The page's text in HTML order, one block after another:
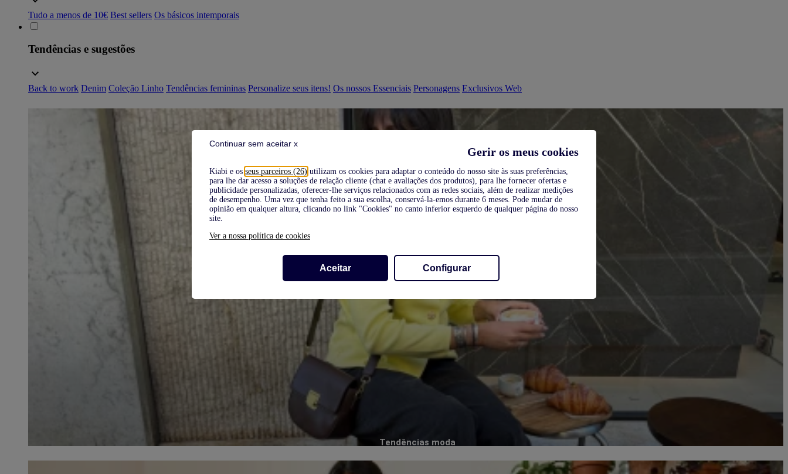
Gerir os meus cookies
Kiabi e os seus parceiros (26) utilizam os cookies para adaptar o conteúdo do nosso site às suas preferências,
para lhe dar acesso a soluções de relação cliente (chat e avaliações dos produtos), para lhe fornecer ofertas e
publicidade personalizadas, oferecer-lhe serviços relacionados com as redes sociais, além de realizar medições
de desempenho. Uma vez que tenha feito a sua escolha, conservá-la-emos durante 6 meses. Pode mudar de
opinião em qualquer altura, clicando no link "Cookies" no canto inferior esquerdo de qualquer página do nosso
site.
Ver a nossa política de cookies
Aceitar Configurar
Continuar sem aceitar x
Tudo a menos de 10€ Best sellers Os básicos intemporais
Tendências e sugestões
Back to work Denim Coleção Linho Tendências femininas Personalize seus itens! Os nossos Essenciais Personagens Exclusivos Web
Tendências moda